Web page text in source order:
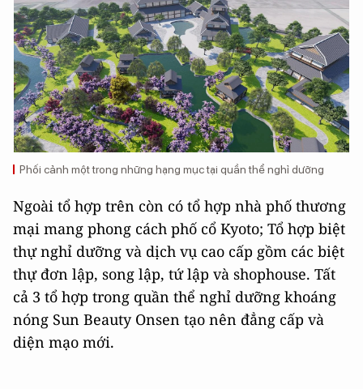
Phối cảnh một trong những hạng mục tại quần thể nghỉ dưỡng
Ngoài tổ hợp trên còn có tổ hợp nhà phố thương
mại mang phong cách phố cổ Kyoto; Tổ hợp biệt
thự nghỉ dưỡng và dịch vụ cao cấp gồm các biệt
thự đơn lập, song lập, tứ lập và shophouse. Tất
cả 3 tổ hợp trong quần thể nghỉ dưỡng khoáng
nóng Sun Beauty Onsen tạo nên đẳng cấp và
diện mạo mới.